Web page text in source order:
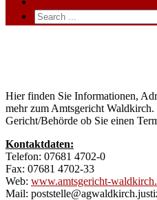
Search
for:
Hier finden Sie Informationen,
mehr zum Amtsgericht
Gericht/Behörde ob Sie einen
Kontaktdaten:
Telefon: 07681 4702-0
Fax: 07681 4702-33
Web: www.amtsgericht-
Mail: